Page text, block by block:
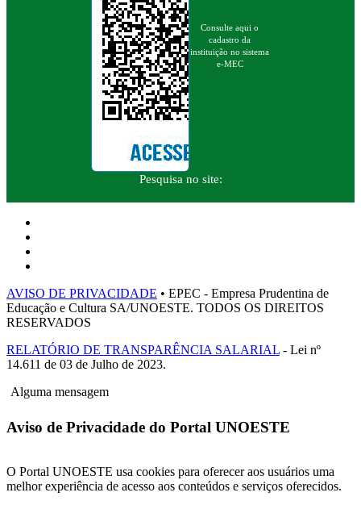
Consulte aqui o
cadastro da
instituição no sistema
e-MEC
Pesquisa no site:
AVISO DE PRIVACIDADE • EPEC - Empresa Prudentina de
Educação e Cultura SA/UNOESTE. TODOS OS DIREITOS
RESERVADOS
RELATÓRIO DE TRANSPARÊNCIA SALARIAL - Lei nº
14.611 de 03 de Julho de 2023.
Alguma mensagem
Aviso de Privacidade do Portal UNOESTE
O Portal UNOESTE usa cookies para oferecer aos usuários uma
melhor experiência de acesso aos conteúdos e serviços oferecidos.